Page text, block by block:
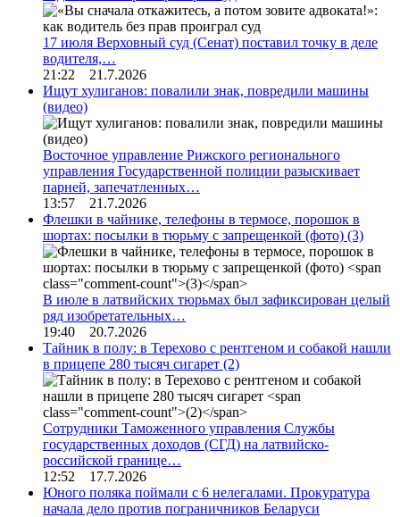
17 июля Верховный суд (Сенат) поставил точку в деле
водителя,…
21:22 21.7.2026
Ищут хулиганов: повалили знак, повредили машины
(видео)
Восточное управление Рижского регионального
управления Государственной полиции разыскивает
парней, запечатленных…
13:57 21.7.2026
Флешки в чайнике, телефоны в термосе, порошок в
шортах: посылки в тюрьму с запрещенкой (фото) (3)
В июле в латвийских тюрьмах был зафиксирован целый
ряд изобретательных…
19:40 20.7.2026
Тайник в полу: в Терехово с рентгеном и собакой нашли
в прицепе 280 тысяч сигарет (2)
Сотрудники Таможенного управления Службы
государственных доходов (СГД) на латвийско-
российской границе…
12:52 17.7.2026
Юного поляка поймали с 6 нелегалами. Прокуратура
начала дело против пограничников Беларуси